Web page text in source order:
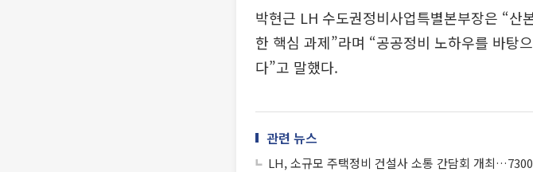
박현근 LH 수도권정비사업특별본부장은 “산
한 핵심 과제”라며 “공공정비 노하우를 바탕
다”고 말했다.
관련 뉴스
LH, 소규모 주택정비 건설사 소통 간담회 개최